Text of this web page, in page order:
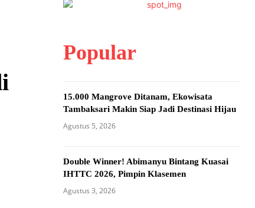
Popular
15.000 Mangrove Ditanam, Ekowisata
Tambaksari Makin Siap Jadi Destinasi Hijau
Agustus 5, 2026
Double Winner! Abimanyu Bintang Kuasai
IHTTC 2026, Pimpin Klasemen
Agustus 3, 2026